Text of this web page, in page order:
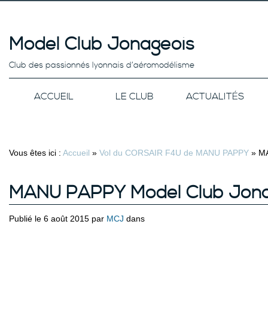
Model Club Jonageois
Club des passionnés lyonnais d’aéromodélisme
ACCUEIL LE CLUB ACTUALITÉS
Vous êtes ici : Accueil » Vol du CORSAIR F4U de MANU PAPPY »
MANU PAPPY Model Club
Publié le 6 août 2015 par MCJ dans